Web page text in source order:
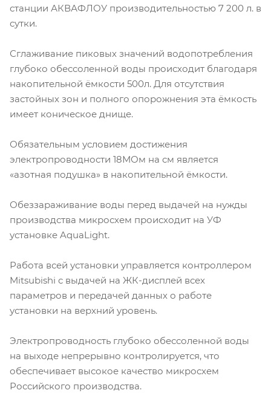
станции АКВАФЛОУ производительностью 7 200 л. в
сутки.
Сглаживание пиковых значений водопотребления
глубоко обессоленной воды происходит благодаря
накопительной ёмкости 500л. Для отсутствия
застойных зон и полного опорожнения эта ёмкость
имеет коническое днище.
Обязательным условием достижения
электропроводности 18МОм на см является
«азотная подушка» в накопительной ёмкости.
Обеззараживание воды перед выдачей на нужды
производства микросхем происходит на УФ
установке AquaLight.
Работа всей установки управляется контроллером
Mitsubishi с выдачей на ЖК-дисплей всех
параметров и передачей данных о работе
установки на верхний уровень.
Электропроводность глубоко обессоленной воды
на выходе непрерывно контролируется, что
обеспечивает высокое качество микросхем
Российского производства.